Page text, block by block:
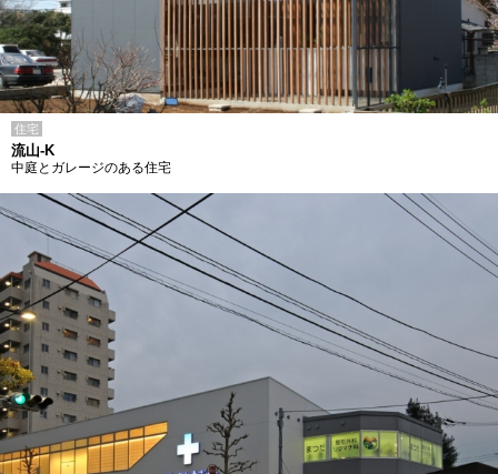
住宅
流山-K
中庭とガレージのある住宅